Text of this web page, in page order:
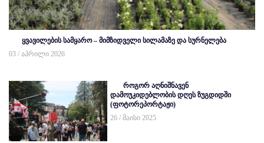
ყვავილების სამყარო – მიმზიდველი სილამაზე და სურნელება
03 / აპრილი 2026
როგორ აღნიშნავენ
დამოუკიდებლობის დღეს ზუგდიდში
(ფოტორეპორტაჟი)
26 / მაისი 2025